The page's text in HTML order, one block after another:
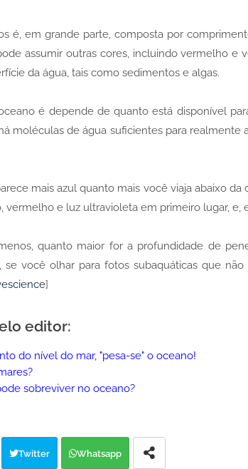
é, em grande parte, composta por
assumir outras cores, incluindo vermelho e
da água, tais como sedimentos e algas.
é depende de quanto está disponível
moléculas de água suficientes para realmente
mais azul quanto mais você viaja abaixo
vermelho e luz ultravioleta em primeiro lugar, e,
quanto maior for a profundidade de
se você olhar para fotos subaquáticas que
]
editor:
do nível do mar, "pesa-se" o oceano!
sobreviver no oceano?
Twitter Whatsapp